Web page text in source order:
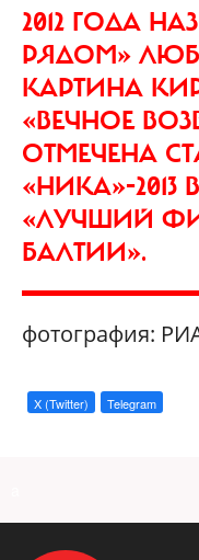
2012 ГОДА
РЯДОМ»
КАРТИНА
«ВЕЧНОЕ
ОТМЕЧЕНА
«НИКА»-
«ЛУЧШИЙ
БАЛТИИ».
фотография:
X (Twitter) Telegram